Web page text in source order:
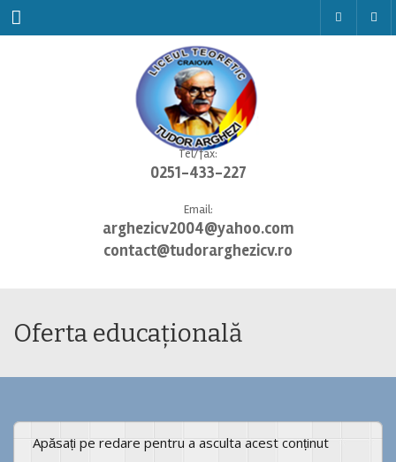
Menu
Tel/fax:
0251-433-227
Email:
arghezicv2004@yahoo.com
contact@tudorarghezicv.ro
Oferta educațională
Apăsați pe redare pentru a asculta acest conținut